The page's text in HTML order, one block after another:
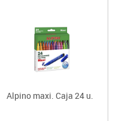
Alpino maxi. Caja 24 u.